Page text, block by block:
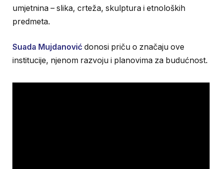
umjetnina – slika, crteža, skulptura i etnoloških
predmeta.
Suada Mujdanović donosi priču o značaju ove
institucije, njenom razvoju i planovima za budućnost.